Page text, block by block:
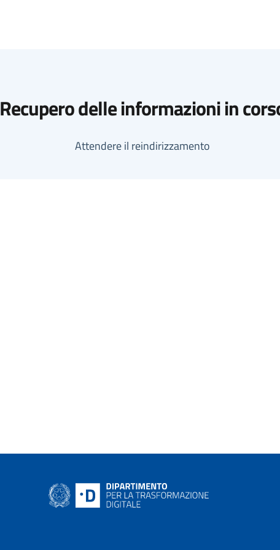
Recupero delle informazioni in
Attendere il reindirizzamento